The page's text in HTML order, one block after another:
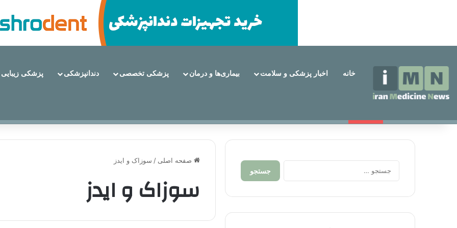
خانه اخبار پزشکی و سلامت بیماری‌ها و درمان پزشکی تخصصی دندانپزشکی پزشکی زیبایی
صفحه اصلی / سوزاک و ایدز
سوزاک و ایدز
جستجو